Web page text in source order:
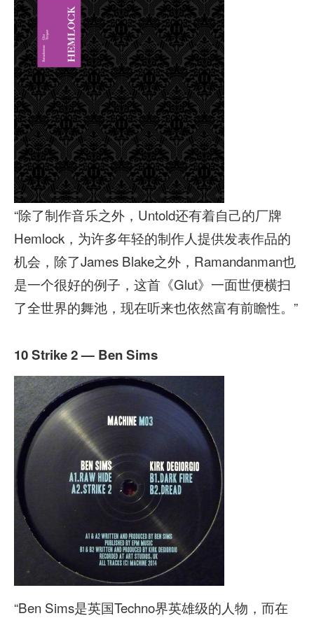
“除了制作音乐之外，Untold还有着自己的厂牌
Hemlock，为许多年轻的制作人提供发表作品的
机会，除了James Blake之外，Ramandanman也
是一个很好的例子，这首《Glut》一面世便横扫
了全世界的舞池，现在听来也依然富有前瞻性。”
10 Strike 2 — Ben Sims
“Ben Sims是英国Techno界英雄级的人物，而在